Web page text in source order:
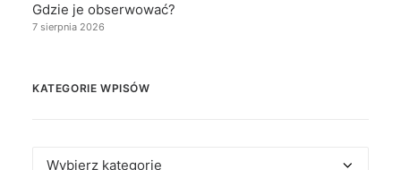
Gdzie je obserwować?
7 sierpnia 2026
KATEGORIE WPISÓW
Kategorie